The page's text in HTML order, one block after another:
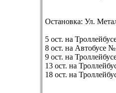
Остановка: Ул.
5 ост. на
8 ост. на Автобусе
9 ост. на
13 ост. на
18 ост. на